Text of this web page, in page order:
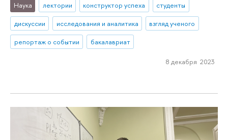
Наука лектории конструктор успеха
студенты
дискуссии
исследования и аналитика
взгляд ученого
репортаж о событии
бакалавриат
8 декабря 2023